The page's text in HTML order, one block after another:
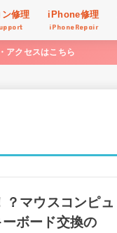
修理 iPhone修理
iPhoneRepair
アクセスはこちら
？マウスコンピュ
ボード交換の